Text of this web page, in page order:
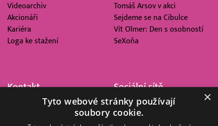
Videoarchiv
Akcionáři
Kariéra
Loga ke stažení
Tomáš Arsov v akci
Sejdeme se na Cibulce
Vít Olmer: Den s osobností
SeXoňa
Kontakt
Barrandov Televizní Studio,
Sociální sítě
×
Tyto webové stránky používají
soubory cookie.